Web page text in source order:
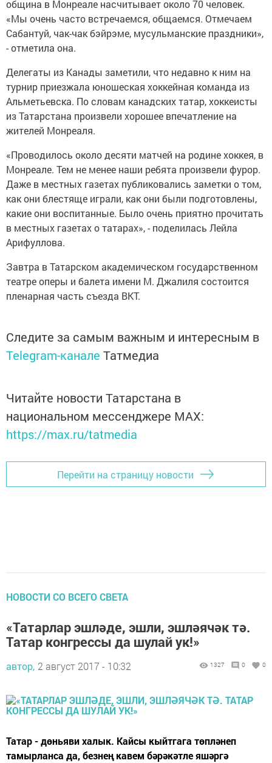
община в Монреале насчитывает около 70 человек.
«Мы очень часто встречаемся, общаемся. Отмечаем
Сабантуй, чак-чак бэйрэме, мусульманские праздники»,
- отметила она.
Делегаты из Канады заметили, что недавно к ним на
турнир приезжала юношеская хоккейная команда из
Альметьевска. По словам канадских татар, хоккеисты
из Татарстана произвели хорошее впечатление на
жителей Монреаля.
«Проводилось около десяти матчей на родине хоккея, в
Монреале. Тем не менее наши ребята произвели фурор.
Даже в местных газетах публиковались заметки о том,
как они блестяще играли, как они были подготовлены,
какие они воспитанные. Было очень приятно прочитать
в местных газетах о татарах», - поделилась Лейла
Арифуллова.
Завтра в Татарском академическом государственном
театре оперы и балета имени М. Джалиля состоится
пленарная часть съезда ВКТ.
Следите за самым важным и интересным в
Telegram-канале Татмедиа
Читайте новости Татарстана в
национальном мессенджере MАХ:
https://max.ru/tatmedia
Перейти на страницу новости
НОВОСТИ СО ВСЕГО СВЕТА
«Татарлар эшләде, эшли, эшләячәк тә.
Татар конгрессы да шулай ук!»
автор, 2 август 2017 - 10:32 1327 0 0
Татар - дөньяви халык. Кайсы кыйтгага төпләнеп
тамырланса да, безнең кавем бәрәкәтле яшәргә